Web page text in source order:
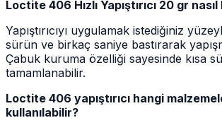
Loctite 406 Hızlı Yapıştırıcı 20 gr nasıl
Yapıştırıcıyı uygulamak istediğiniz
sürün ve birkaç saniye bastırarak
Çabuk kuruma özelliği sayesinde kısa
tamamlanabilir.
Loctite 406 yapıştırıcı hangi
kullanılabilir?